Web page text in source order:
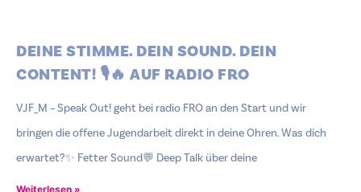
DEINE STIMME. DEIN SOUND. DEIN
CONTENT! 🎙️🔥 AUF RADIO FRO
VJF_M – Speak Out! geht bei radio FRO an den Start und wir
bringen die offene Jugendarbeit direkt in deine Ohren. Was dich
erwartet?✨ Fetter Sound💬 Deep Talk über deine
Weiterlesen »